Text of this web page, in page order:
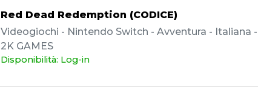
Red Dead Redemption (CODICE)
Videogiochi - Nintendo Switch - Avventura - Italiana -
2K GAMES
Disponibilità: Log-in